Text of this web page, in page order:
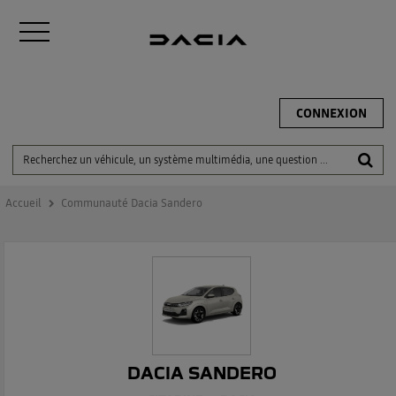
CONNEXION
Accueil Communauté Dacia Sandero
DACIA SANDERO